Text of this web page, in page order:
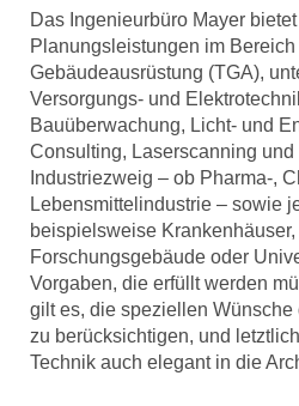
Das Ingenieurbüro Mayer
Planungsleistungen im
Gebäudeausrüstung (TGA),
Versorgungs- und
Bauüberwachung, Licht- und
Consulting, Laserscanning
Industriezweig – ob Pharma-,
Lebensmittelindustrie – sowie
beispielsweise Krankenhäuser,
Forschungsgebäude oder
Vorgaben, die erfüllt werden
gilt es, die speziellen
zu berücksichtigen, und
Technik auch elegant in die